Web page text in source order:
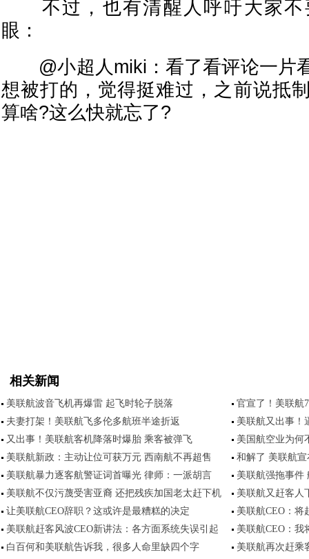
不过，也有清醒人呼吁大家不
眼：
@小超人miki：看了看评论一片
想被打的，觉得挺难过，之前说抵
算啥?这么快就忘了?
相关新闻
美联航波音飞机再爆雷 起飞时轮子脱落
官宣了！美联航
夫妻打架！美联航飞多伦多航班半途折返
美联航又出事！
又出事！美联航客机降落时爆胎 乘客被弹飞
美国航空业为何
美联航新政：主动让位可获万元 西南航不再超售
和解了 美联航
美联航暴力逐客航警证词首曝光 律师：一派胡言
美联航强拖事件
美联航不仅污蔑受害亚裔 还把残疾加国老太赶下机
美联航又赶客人
让美联航CEO辞职？这或许是最糟糕的决定
美联航CEO：将
美联航赶客风波CEO新讲法：各方面系统失误引起
美联航CEO：我
白百何和美联航告诉我，很多人命里缺四个字
美联航再次赶乘